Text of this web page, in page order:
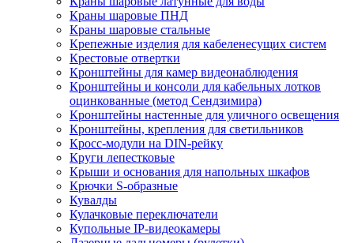
Краны шаровые ПНД
Краны шаровые стальные
Крепежные изделия для кабеленесущих систем
Крестовые отвертки
Кронштейны для камер видеонаблюдения
Кронштейны и консоли для кабельных лотков
оцинкованные (метод Сендзимира)
Кронштейны настенные для уличного освещения
Кронштейны, крепления для светильников
Кросс-модули на DIN-рейку
Круги лепестковые
Крыши и основания для напольных шкафов
Крючки S-образные
Кувалды
Кулачковые переключатели
Купольные IP-видеокамеры